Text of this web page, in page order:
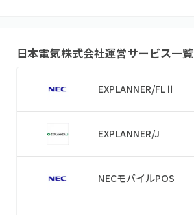
日本電気株式会社運営サービス一覧
EXPLANNER/FLⅡ
EXPLANNER/J
NECモバイルPOS